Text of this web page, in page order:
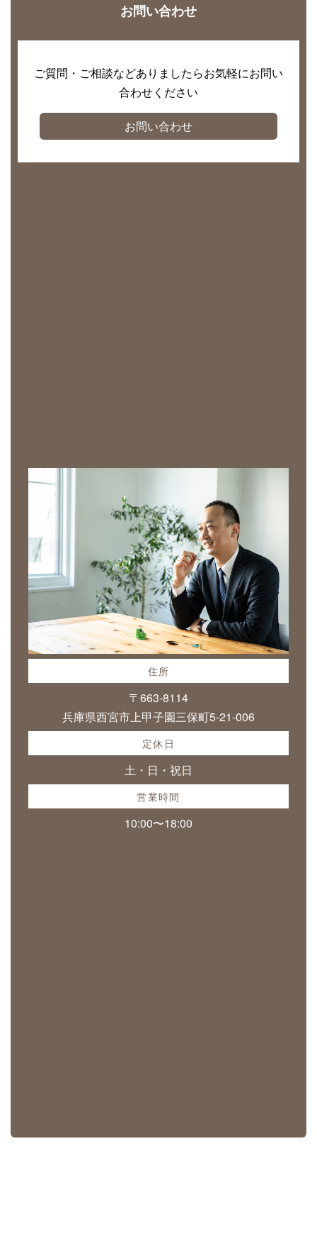
お問い合わせ
ご質問・ご相談などありましたらお気軽にお問い
合わせください
お問い合わせ
住所
〒663-8114
兵庫県西宮市上甲子園三保町5-21-006
定休日
土・日・祝日
営業時間
10:00〜18:00